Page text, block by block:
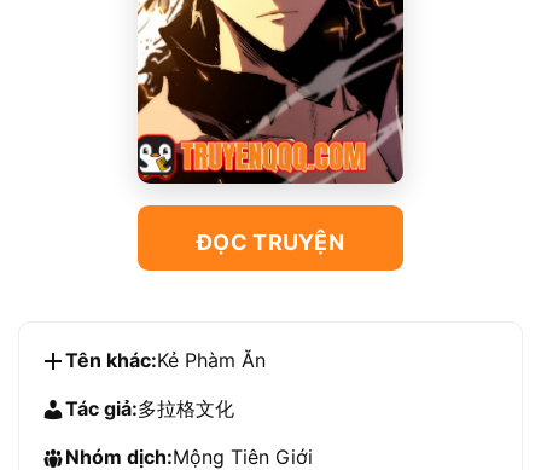
ĐỌC TRUYỆN
Tên khác:Kẻ Phàm Ăn
Tác giả:多拉格文化
Nhóm dịch:Mộng Tiên Giới